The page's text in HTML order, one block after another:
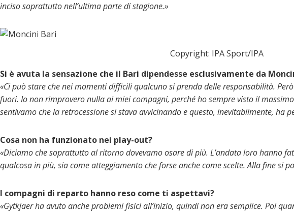
inciso soprattutto nell’ultima parte di stagione.»
Copyright: IPA Sport/IPA
Si è avuta la sensazione che il Bari dipendesse esclusivamente da
«Ci può stare che nei momenti difficili qualcuno si prenda delle responsabilità.
fuori. Io non rimprovero nulla ai miei compagni, perché ho sempre visto il
sentivamo che la retrocessione si stava avvicinando e questo, inevitabilmente, ha
Cosa non ha funzionato nei play-out?
«Diciamo che soprattutto al ritorno dovevamo osare di più. L’andata loro hanno
qualcosa in più, sia come atteggiamento che forse anche come scelte. Alla fine si
I compagni di reparto hanno reso come ti aspettavi?
«Gytkjaer ha avuto anche problemi fisici all’inizio, quindi non era semplice. Poi